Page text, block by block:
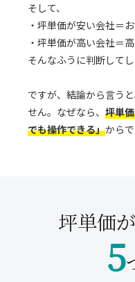
そして、
・坪単価が安い会社＝
・坪単価が高い会社＝
そんなふうに判断して
ですが、結論から言う
せん。なぜなら、坪単
でも操作できる」からで
坪単価
5